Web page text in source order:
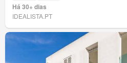
Há 30+ dias
IDEALISTA.PT